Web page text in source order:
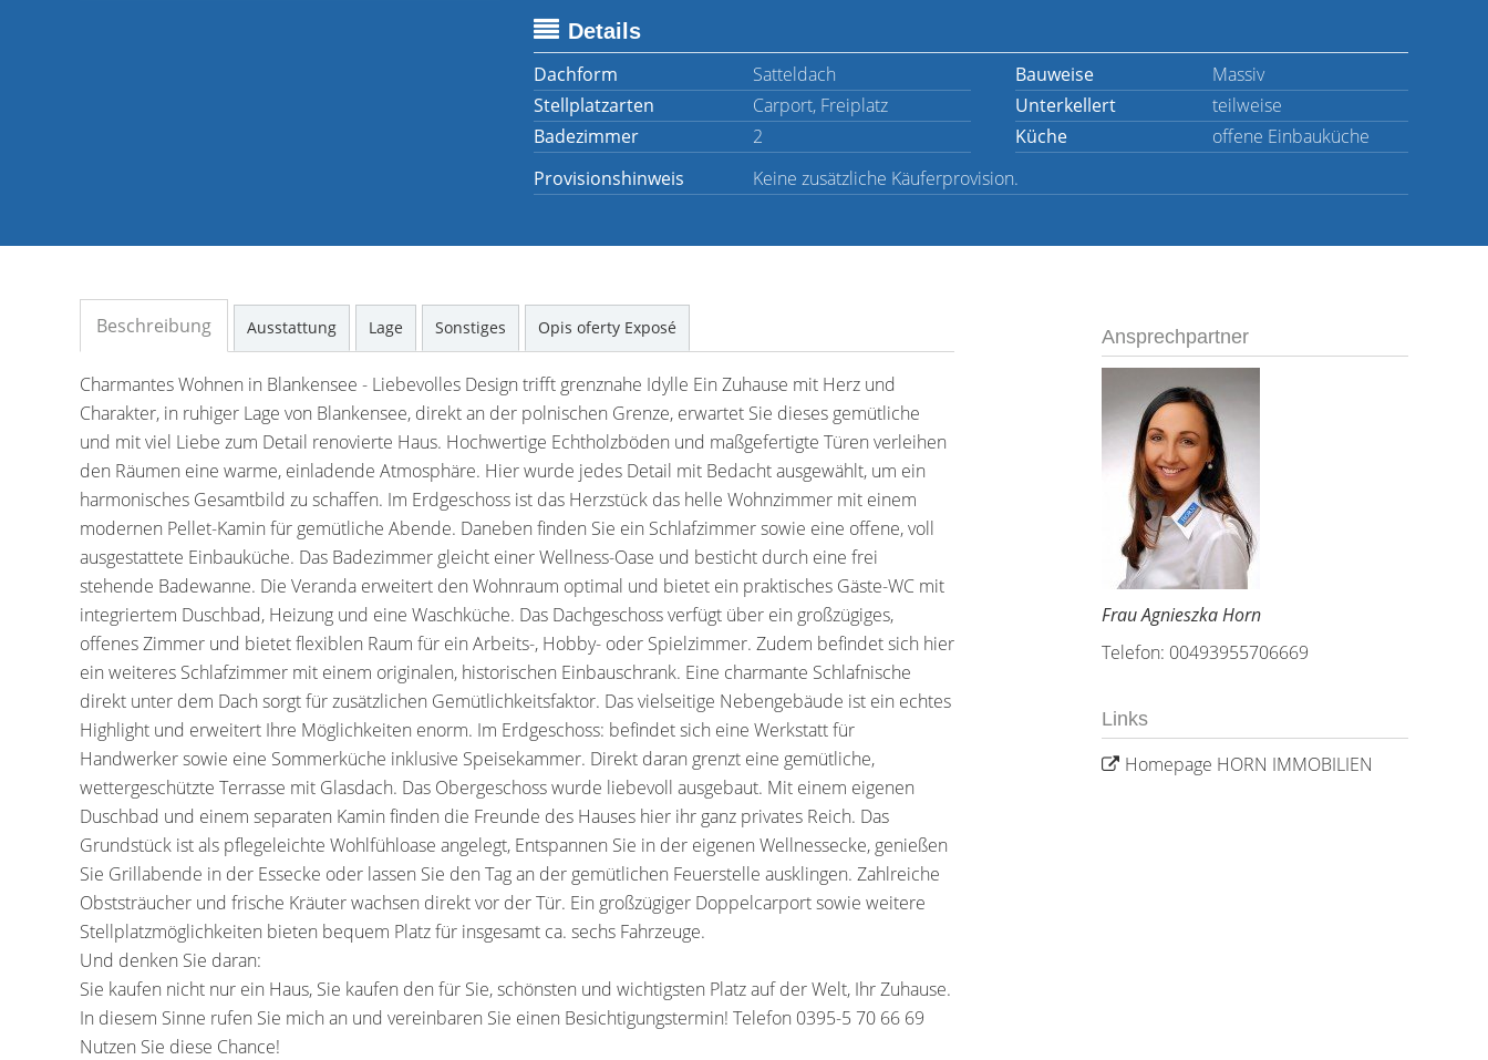
Details
Dachform
Satteldach Bauweise
Massiv
Stellplatzarten
Carport, Freiplatz Unterkellert
teilweise
Badezimmer
2 Küche
offene Einbauküche
Provisionshinweis
Keine zusätzliche Käuferprovision.
Beschreibung Ausstattung Lage Sonstiges Opis oferty Exposé
Charmantes Wohnen in Blankensee - Liebevolles Design trifft grenznahe Idylle Ein Zuhause mit Herz und
Charakter, in ruhiger Lage von Blankensee, direkt an der polnischen Grenze, erwartet Sie dieses gemütliche
und mit viel Liebe zum Detail renovierte Haus. Hochwertige Echtholzböden und maßgefertigte Türen verleihen
den Räumen eine warme, einladende Atmosphäre. Hier wurde jedes Detail mit Bedacht ausgewählt, um ein
harmonisches Gesamtbild zu schaffen. Im Erdgeschoss ist das Herzstück das helle Wohnzimmer mit einem
modernen Pellet-Kamin für gemütliche Abende. Daneben finden Sie ein Schlafzimmer sowie eine offene, voll
ausgestattete Einbauküche. Das Badezimmer gleicht einer Wellness-Oase und besticht durch eine frei
stehende Badewanne. Die Veranda erweitert den Wohnraum optimal und bietet ein praktisches Gäste-WC mit
integriertem Duschbad, Heizung und eine Waschküche. Das Dachgeschoss verfügt über ein großzügiges,
offenes Zimmer und bietet flexiblen Raum für ein Arbeits-, Hobby- oder Spielzimmer. Zudem befindet sich hier
ein weiteres Schlafzimmer mit einem originalen, historischen Einbauschrank. Eine charmante Schlafnische
direkt unter dem Dach sorgt für zusätzlichen Gemütlichkeitsfaktor. Das vielseitige Nebengebäude ist ein echtes
Highlight und erweitert Ihre Möglichkeiten enorm. Im Erdgeschoss: befindet sich eine Werkstatt für
Handwerker sowie eine Sommerküche inklusive Speisekammer. Direkt daran grenzt eine gemütliche,
wettergeschützte Terrasse mit Glasdach. Das Obergeschoss wurde liebevoll ausgebaut. Mit einem eigenen
Duschbad und einem separaten Kamin finden die Freunde des Hauses hier ihr ganz privates Reich. Das
Grundstück ist als pflegeleichte Wohlfühloase angelegt, Entspannen Sie in der eigenen Wellnessecke, genießen
Sie Grillabende in der Essecke oder lassen Sie den Tag an der gemütlichen Feuerstelle ausklingen. Zahlreiche
Obststräucher und frische Kräuter wachsen direkt vor der Tür. Ein großzügiger Doppelcarport sowie weitere
Stellplatzmöglichkeiten bieten bequem Platz für insgesamt ca. sechs Fahrzeuge.
Und denken Sie daran:
Sie kaufen nicht nur ein Haus, Sie kaufen den für Sie, schönsten und wichtigsten Platz auf der Welt, Ihr Zuhause.
In diesem Sinne rufen Sie mich an und vereinbaren Sie einen Besichtigungstermin! Telefon 0395-5 70 66 69
Nutzen Sie diese Chance!
Ansprechpartner
Frau Agnieszka Horn
Telefon: 00493955706669
Links
Homepage HORN IMMOBILIEN